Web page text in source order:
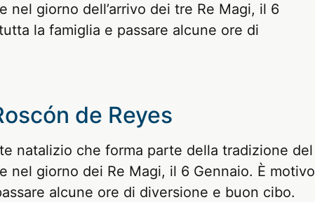
nel giorno dell’arrivo dei tre Re Magi, il 6
la famiglia e passare alcune ore di
de Reyes
natalizio che forma parte della tradizione del
nel giorno dei Re Magi, il 6 Gennaio. È motivo
alcune ore di diversione e buon cibo.